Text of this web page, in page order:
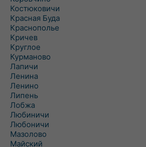
Костюковичи
Красная Буда
Краснополье
Кричев
Круглое
Курманово
Лапичи
Ленина
Ленино
Липень
Лобжа
Любиничи
Любоничи
Мазолово
Майский